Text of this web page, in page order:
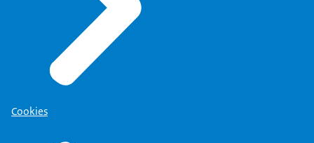
Cookies